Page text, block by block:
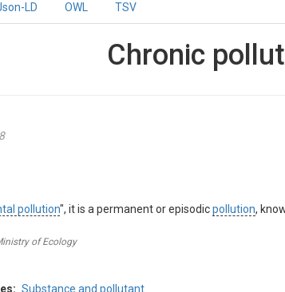
LD OWL TSV
Chronic
pollution", it is a permanent or episodicpollution,
of Ecology
Substance and pollutant.